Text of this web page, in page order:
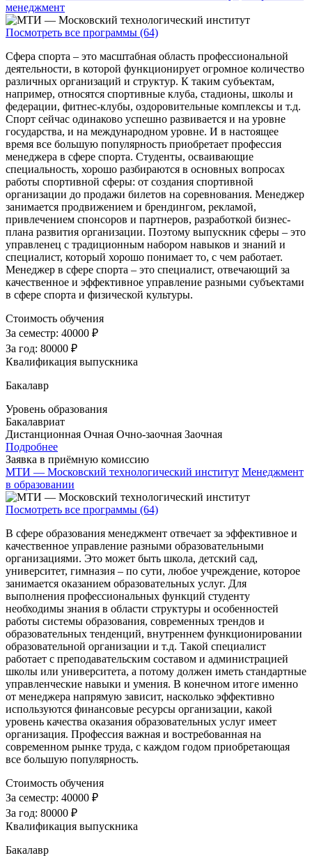
менеджмент
Посмотреть все программы (64)
Сфера спорта – это масштабная область профессиональной
деятельности, в которой функционирует огромное количество
различных организаций и структур. К таким субъектам,
например, относятся спортивные клуба, стадионы, школы и
федерации, фитнес-клубы, оздоровительные комплексы и т.д.
Спорт сейчас одинаково успешно развивается и на уровне
государства, и на международном уровне. И в настоящее
время все большую популярность приобретает профессия
менеджера в сфере спорта. Студенты, осваивающие
специальность, хорошо разбираются в основных вопросах
работы спортивной сферы: от создания спортивной
организации до продажи билетов на соревнования. Менеджер
занимается продвижением и брендингом, рекламой,
привлечением спонсоров и партнеров, разработкой бизнес-
плана развития организации. Поэтому выпускник сферы – это
управленец с традиционным набором навыков и знаний и
специалист, который хорошо понимает то, с чем работает.
Менеджер в сфере спорта – это специалист, отвечающий за
качественное и эффективное управление разными субъектами
в сфере спорта и физической культуры.
Стоимость обучения
За семестр: 40000 ₽
За год: 80000 ₽
Квалификация выпускника
Бакалавр
Уровень образования
Бакалавриат
Дистанционная Очная Очно-заочная Заочная
Подробнее
Заявка в приёмную комиссию
МТИ — Московский технологический институт Менеджмент
в образовании
Посмотреть все программы (64)
В сфере образования менеджмент отвечает за эффективное и
качественное управление разными образовательными
организациями. Это может быть школа, детский сад,
университет, гимназия – по сути, любое учреждение, которое
занимается оказанием образовательных услуг. Для
выполнения профессиональных функций студенту
необходимы знания в области структуры и особенностей
работы системы образования, современных трендов и
образовательных тенденций, внутреннем функционировании
образовательной организации и т.д. Такой специалист
работает с преподавательским составом и администрацией
школы или университета, а потому должен иметь стандартные
управленческие навыки и умения. В конечном итоге именно
от менеджера напрямую зависит, насколько эффективно
используются финансовые ресурсы организации, какой
уровень качества оказания образовательных услуг имеет
организация. Профессия важная и востребованная на
современном рынке труда, с каждом годом приобретающая
все большую популярность.
Стоимость обучения
За семестр: 40000 ₽
За год: 80000 ₽
Квалификация выпускника
Бакалавр